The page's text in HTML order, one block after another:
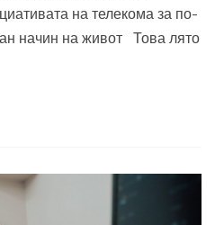
на телекома за по-
начин на живот Това лято